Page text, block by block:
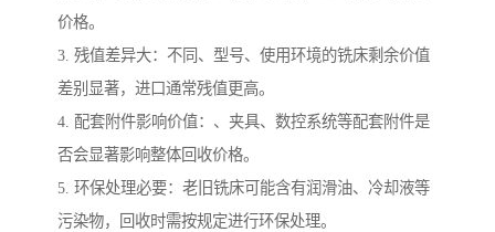
价格。
3. 残值差异大：不同、型号、使用环境的铣床剩余价值
差别显著，进口通常残值更高。
4. 配套附件影响价值：、夹具、数控系统等配套附件是
否会显著影响整体回收价格。
5. 环保处理必要：老旧铣床可能含有润滑油、冷却液等
污染物，回收时需按规定进行环保处理。